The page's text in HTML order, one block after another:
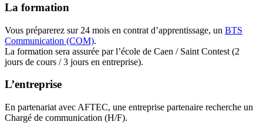
La formation
Vous préparerez sur 24 mois en contrat d’apprentissage, un BTS
Communication (COM).
La formation sera assurée par l’école de Caen / Saint Contest (2
jours de cours / 3 jours en entreprise).
L’entreprise
En partenariat avec AFTEC, une entreprise partenaire recherche un
Chargé de communication (H/F).